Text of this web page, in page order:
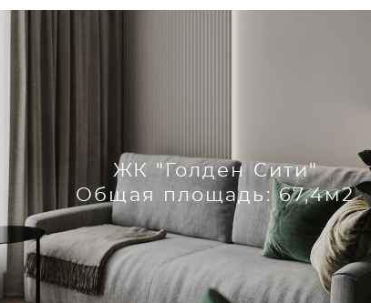
ЖК "Голден Сити"
Общая площадь: 67,4м2